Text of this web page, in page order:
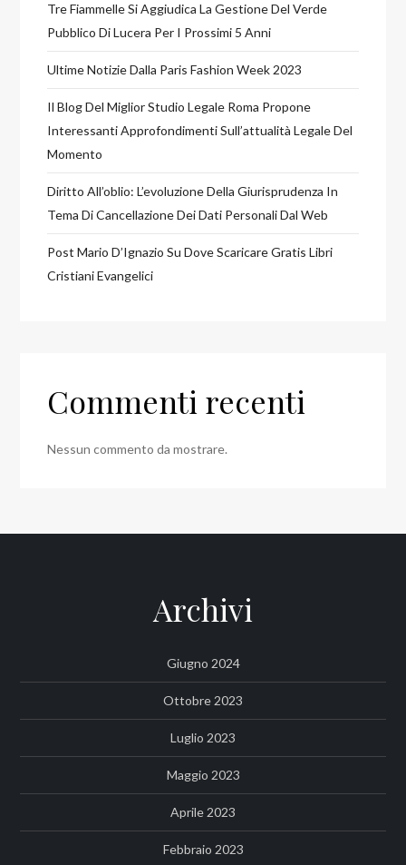
Tre Fiammelle Si Aggiudica La Gestione Del Verde
Pubblico Di Lucera Per I Prossimi 5 Anni
Ultime Notizie Dalla Paris Fashion Week 2023
Il Blog Del Miglior Studio Legale Roma Propone
Interessanti Approfondimenti Sull’attualità Legale Del
Momento
Diritto All’oblio: L’evoluzione Della Giurisprudenza In
Tema Di Cancellazione Dei Dati Personali Dal Web
Post Mario D’Ignazio Su Dove Scaricare Gratis Libri
Cristiani Evangelici
Commenti recenti
Nessun commento da mostrare.
Archivi
Giugno 2024
Ottobre 2023
Luglio 2023
Maggio 2023
Aprile 2023
Febbraio 2023